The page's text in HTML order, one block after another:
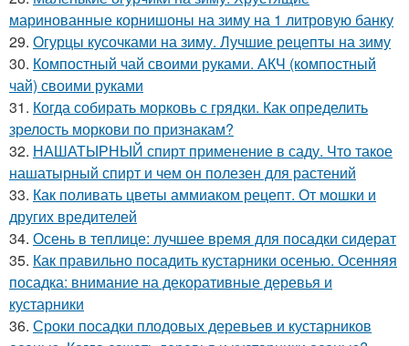
маринованные корнишоны на зиму на 1 литровую банку
29. Огурцы кусочками на зиму. Лучшие рецепты на зиму
30. Компостный чай своими руками. АКЧ (компостный
чай) своими руками
31. Когда собирать морковь с грядки. Как определить
зрелость моркови по признакам?
32. НАШАТЫРНЫЙ спирт применение в саду. Что такое
нашатырный спирт и чем он полезен для растений
33. Как поливать цветы аммиаком рецепт. От мошки и
других вредителей
34. Осень в теплице: лучшее время для посадки сидерат
35. Как правильно посадить кустарники осенью. Осенняя
посадка: внимание на декоративные деревья и
кустарники
36. Сроки посадки плодовых деревьев и кустарников